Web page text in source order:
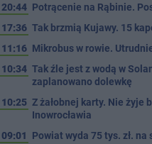
20:44 Potrącenie na Rąbinie.
17:36 Tak brzmią Kujawy. 15
11:16 Mikrobus w rowie.
10:34 Tak źle jest z wodą w
zaplanowano dolewkę
10:25 Z żałobnej karty. Nie żyje
Inowrocławia
09:01
Powiat wyda 75 tys. zł.